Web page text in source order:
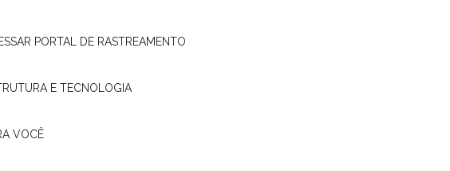
PORTAL DE RASTREAMENTO
E TECNOLOGIA
VOCÊ